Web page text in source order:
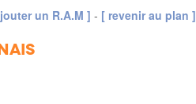
un R.A.M ] - [ revenir au plan ]